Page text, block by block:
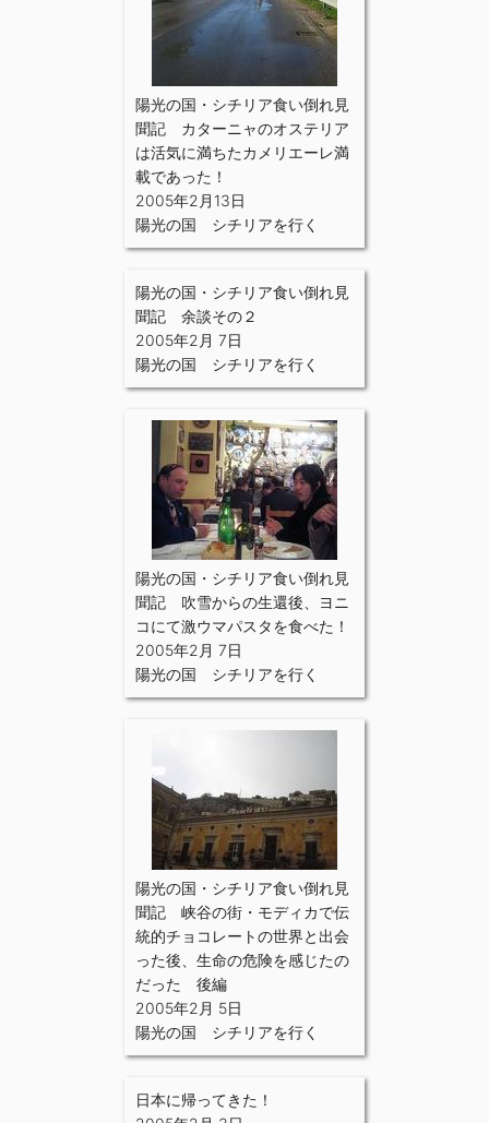
陽光の国・シチリア食い倒れ見
聞記 カターニャのオステリア
は活気に満ちたカメリエーレ満
載であった！
2005年2月13日
陽光の国 シチリアを行く
陽光の国・シチリア食い倒れ見
聞記 余談その２
2005年2月 7日
陽光の国 シチリアを行く
陽光の国・シチリア食い倒れ見
聞記 吹雪からの生還後、ヨニ
コにて激ウマパスタを食べた！
2005年2月 7日
陽光の国 シチリアを行く
陽光の国・シチリア食い倒れ見
聞記 峡谷の街・モディカで伝
統的チョコレートの世界と出会
った後、生命の危険を感じたの
だった 後編
2005年2月 5日
陽光の国 シチリアを行く
日本に帰ってきた！